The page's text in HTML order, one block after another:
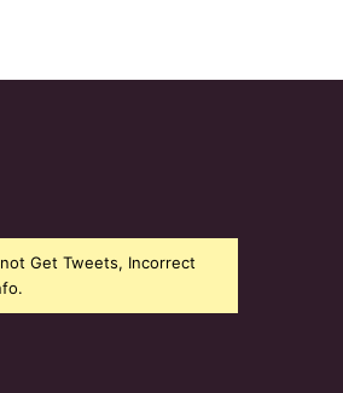
Get Tweets, Incorrect